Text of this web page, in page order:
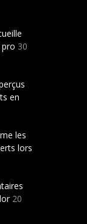
30
en
les
lors
20